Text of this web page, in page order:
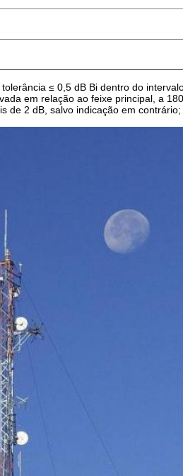
≤ 0,5 dB Bi dentro do
em relação ao feixe principal, a
de 2 dB, salvo indicação em contrário;